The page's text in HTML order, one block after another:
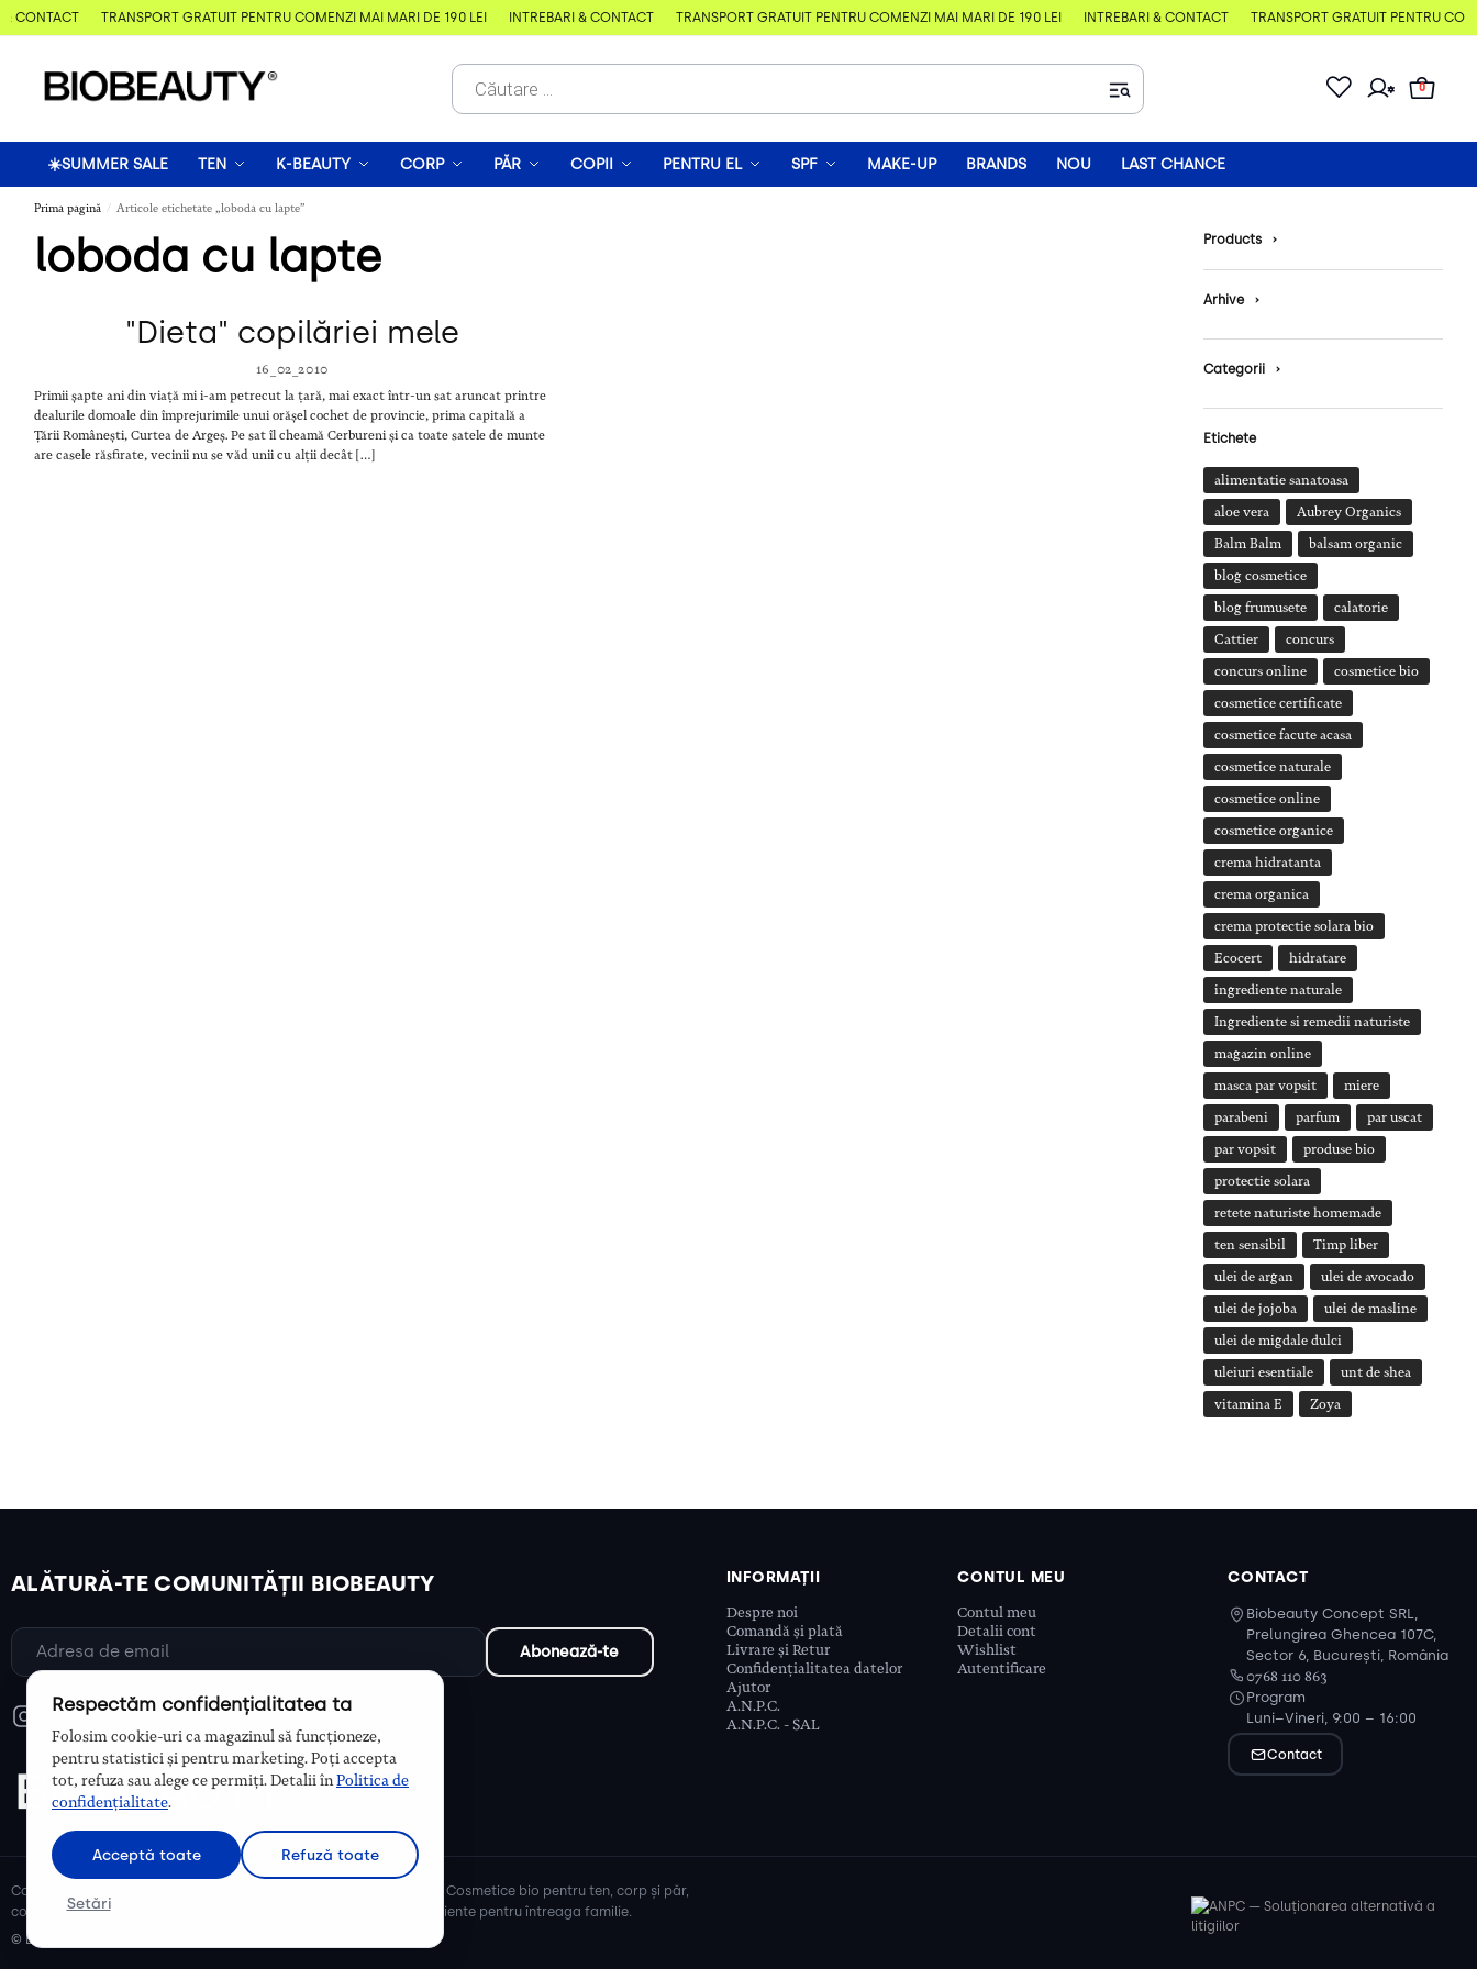
CONTACT TRANSPORT GRATUIT PENTRU COMENZI MAI MARI DE 190 LEI ÎNTREBĂRI & CONTACT TRANSPORT GRATUIT PENTRU COMENZI MAI MARI DE 190 LEI ÎNTREBĂRI & CONTACT TRANSPORT GRATUIT PENTRU
0
☀️SUMMER SALE TEN K-BEAUTY CORP PĂR COPII PENTRU EL SPF MAKE-UP BRANDS NOU LAST CHANCE
Prima pagină / Articole etichetate „loboda cu lapte”
loboda cu lapte
"Dieta" copilăriei mele
16_02_2010
Primii șapte ani din viață mi i-am petrecut la țară, mai exact într-un sat aruncat printre
dealurile domoale din împrejurimile unui orășel cochet de provincie, prima capitală a
Țării Românești, Curtea de Argeș. Pe sat îl cheamă Cerbureni și ca toate satele de munte
are casele răsfirate, vecinii nu se văd unii cu alții decât […]
Products ›
Arhive ›
Categorii ›
Etichete
alimentatie sanatoasa
aloe vera Aubrey Organics
Balm Balm balsam organic
blog cosmetice
blog frumusete calatorie
Cattier concurs
concurs online cosmetice bio
cosmetice certificate
cosmetice facute acasa
cosmetice naturale
cosmetice online
cosmetice organice
crema hidratanta
crema organica
crema protectie solara bio
Ecocert hidratare
ingrediente naturale
Ingrediente si remedii naturiste
magazin online
masca par vopsit miere
parabeni parfum par uscat
par vopsit produse bio
protectie solara
retete naturiste homemade
ten sensibil Timp liber
ulei de argan ulei de avocado
ulei de jojoba ulei de masline
ulei de migdale dulci
uleiuri esentiale unt de shea
vitamina E Zoya
ALĂTURĂ-TE COMUNITĂȚII BIOBEAUTY INFORMAȚII
Despre noi
Comandă și plată
Livrare și Retur
Confidențialitatea datelor
Ajutor
A.N.P.C.
A.N.P.C. - SAL
CONTUL MEU
Contul meu
Detalii cont
Wishlist
Autentificare
CONTACT
Biobeauty Concept SRL,
Prelungirea Ghencea 107C,
Sector 6, București, România
0768 110 863
Program
Luni–Vineri, 9:00 – 16:00
Contact
Cosmetice bio și naturale, ulei de argan, ulei de cocos, unt de shea. Cosmetice bio pentru ten, corp și păr,
cosmetice naturale pentru mămici și copii, cosmetice organice eficiente pentru întreaga familie.
© Biobeauty 2026. Toate drepturile rezervate.
Respectăm confidențialitatea ta
Folosim cookie-uri ca magazinul să funcționeze,
pentru statistici și pentru marketing. Poți accepta
tot, refuza sau alege ce permiți. Detalii înPolitica de
confidențialitate.
Acceptă toate Refuză toate
Setări